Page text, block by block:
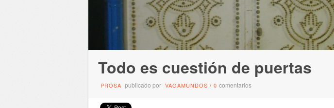
Todo es cuestión de puertas
PROSA publicado por VAGAMUNDOS / 0 comentarios